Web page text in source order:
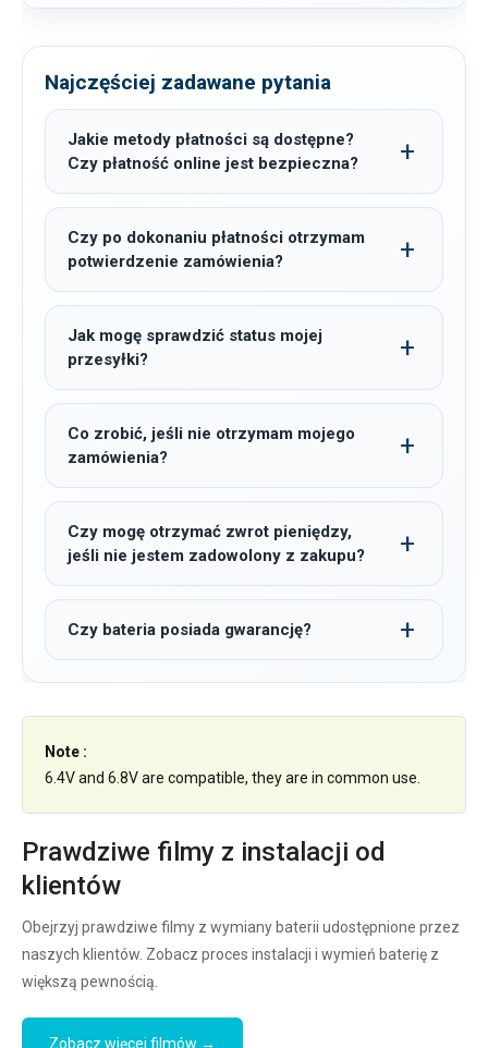
Najczęściej zadawane pytania
Jakie metody płatności są dostępne?
Czy płatność online jest bezpieczna?
Czy po dokonaniu płatności otrzymam
potwierdzenie zamówienia?
Jak mogę sprawdzić status mojej
przesyłki?
Co zrobić, jeśli nie otrzymam mojego
zamówienia?
Czy mogę otrzymać zwrot pieniędzy,
jeśli nie jestem zadowolony z zakupu?
Czy bateria posiada gwarancję?
Note :
6.4V and 6.8V are compatible, they are in common use.
Prawdziwe filmy z instalacji od
klientów
Obejrzyj prawdziwe filmy z wymiany baterii udostępnione przez
naszych klientów. Zobacz proces instalacji i wymień baterię z
większą pewnością.
Zobacz więcej filmów →